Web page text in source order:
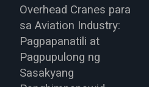
Overhead Cranes para
sa Aviation Industry:
Pagpapanatili at
Pagpupulong ng
Sasakyang